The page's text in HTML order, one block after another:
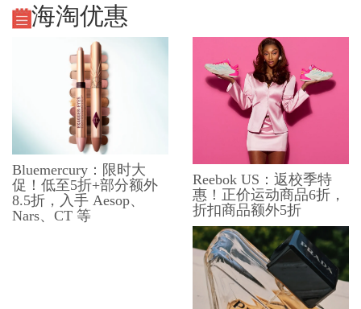
海淘优惠
Bluemercury：限时大
促！低至5折+部分额外
8.5折，入手 Aesop、
Nars、CT 等
Reebok US：返校季特
惠！正价运动商品6折，
折扣商品额外5折